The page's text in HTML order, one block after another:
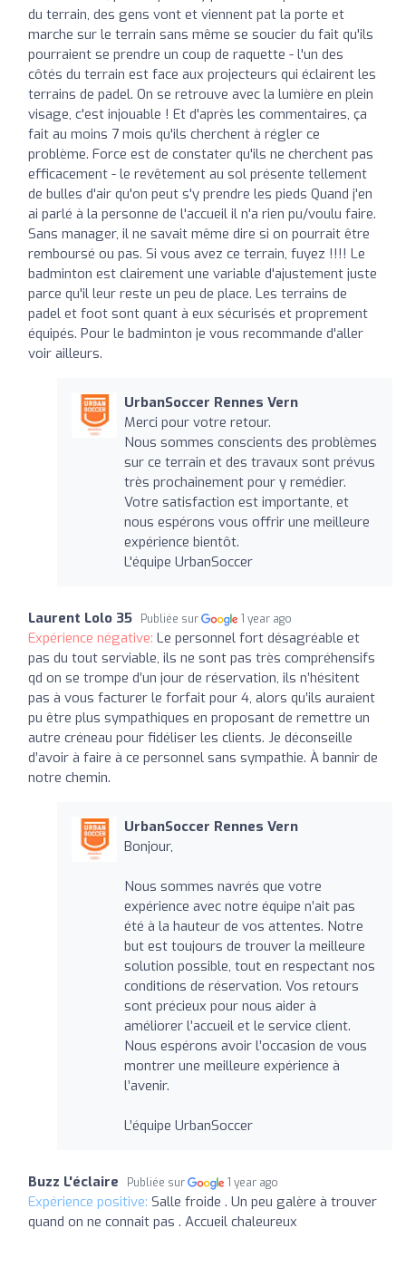
du terrain, des gens vont et viennent pat la porte et
marche sur le terrain sans même se soucier du fait qu'ils
pourraient se prendre un coup de raquette - l'un des
côtés du terrain est face aux projecteurs qui éclairent les
terrains de padel. On se retrouve avec la lumière en plein
visage, c'est injouable ! Et d'après les commentaires, ça
fait au moins 7 mois qu'ils cherchent à régler ce
problème. Force est de constater qu'ils ne cherchent pas
efficacement - le revêtement au sol présente tellement
de bulles d'air qu'on peut s'y prendre les pieds Quand j'en
ai parlé à la personne de l'accueil il n'a rien pu/voulu faire.
Sans manager, il ne savait même dire si on pourrait être
remboursé ou pas. Si vous avez ce terrain, fuyez !!!! Le
badminton est clairement une variable d'ajustement juste
parce qu'il leur reste un peu de place. Les terrains de
padel et foot sont quant à eux sécurisés et proprement
équipés. Pour le badminton je vous recommande d'aller
voir ailleurs.
UrbanSoccer Rennes Vern
Merci pour votre retour.
Nous sommes conscients des problèmes
sur ce terrain et des travaux sont prévus
très prochainement pour y remédier.
Votre satisfaction est importante, et
nous espérons vous offrir une meilleure
expérience bientôt.
L'équipe UrbanSoccer
Laurent Lolo 35 Publiée sur 1 year ago
Expérience négative: Le personnel fort désagréable et
pas du tout serviable, ils ne sont pas très compréhensifs
qd on se trompe d’un jour de réservation, ils n’hésitent
pas à vous facturer le forfait pour 4, alors qu’ils auraient
pu être plus sympathiques en proposant de remettre un
autre créneau pour fidéliser les clients. Je déconseille
d’avoir à faire à ce personnel sans sympathie. À bannir de
notre chemin.
UrbanSoccer Rennes Vern
Bonjour,
Nous sommes navrés que votre
expérience avec notre équipe n’ait pas
été à la hauteur de vos attentes. Notre
but est toujours de trouver la meilleure
solution possible, tout en respectant nos
conditions de réservation. Vos retours
sont précieux pour nous aider à
améliorer l’accueil et le service client.
Nous espérons avoir l’occasion de vous
montrer une meilleure expérience à
l’avenir.
L’équipe UrbanSoccer
Buzz L'éclaire Publiée sur 1 year ago
Expérience positive: Salle froide . Un peu galère à trouver
quand on ne connait pas . Accueil chaleureux